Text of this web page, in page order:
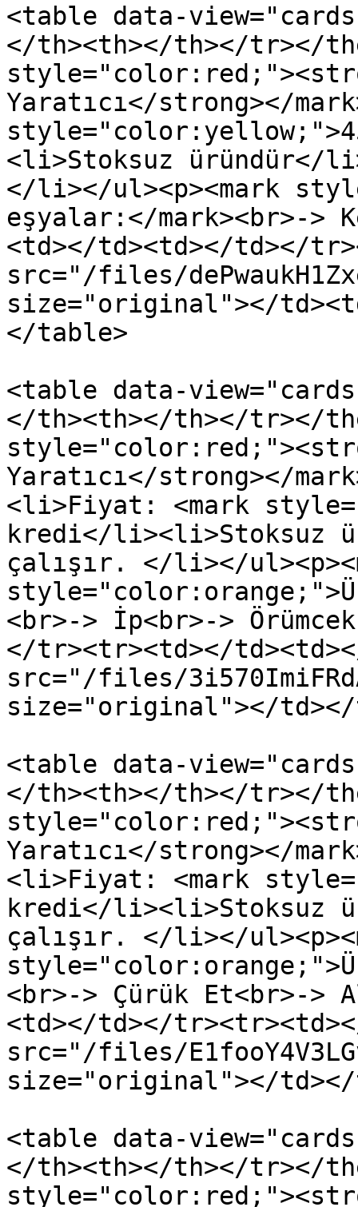
<table data-
</th><th></th></tr></
Yaratıcı</strong></
<li>Stoksuz üründür</
</li></ul><p><mark
eşyalar:</mark><br>->
<td></td><td></td></
src="/files/
size="original"></
</table>
<table data-
</th><th></th></tr></
Yaratıcı</strong></
<li>Fiyat: <mark
kredi</li><li>Stoksuz
çalışır. </li></
<br>-> İp<br>->
</tr><tr><td></
src="/files/
size="original"></
<table data-
</th><th></th></tr></
Yaratıcı</strong></
<li>Fiyat: <mark
kredi</li><li>Stoksuz
çalışır. </li></
<br>-> Çürük Et<br>->
<td></td></
src="/files/
size="original"></
<table data-
</th><th></th></tr></